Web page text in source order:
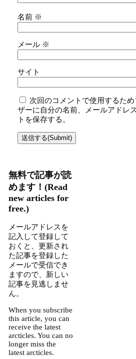
名前 ※
メール ※
サイト
次回のコメントで使用するため
ザーに自分の名前、メールアドレ
トを保存する。
無料で記事が読
めます！(Read
new articles for
free.)
メールアドレスを
記入して登録して
おくと、更新され
た記事を登録した
メールで受信でき
ますので、新しい
記事を見逃しませ
ん。
When you subscribe
this article, you can
receive the latest
arcticles. You can no
longer miss the
latest arcticles.